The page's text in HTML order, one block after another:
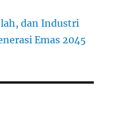
dan Industri
Emas 2045